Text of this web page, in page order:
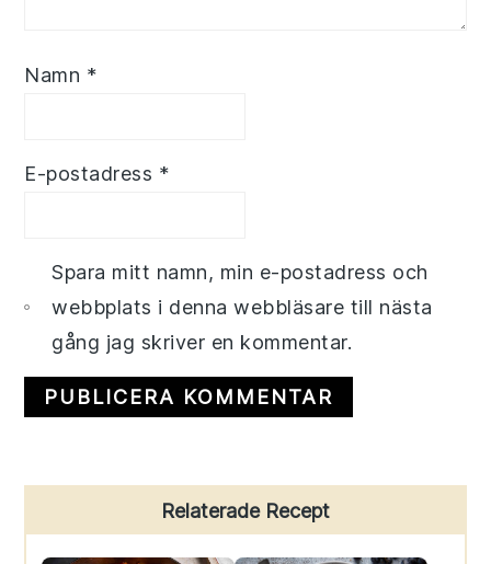
Namn *
E-postadress *
Spara mitt namn, min e-postadress och
webbplats i denna webbläsare till nästa
gång jag skriver en kommentar.
Sidebar
Relaterade Recept